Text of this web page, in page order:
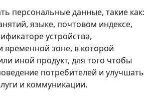
персональные данные, такие как:
языке, почтовом индексе,
устройства,
временной зоне, в которой
иной продукт, для того чтобы
потребителей и улучшать
и коммуникации.